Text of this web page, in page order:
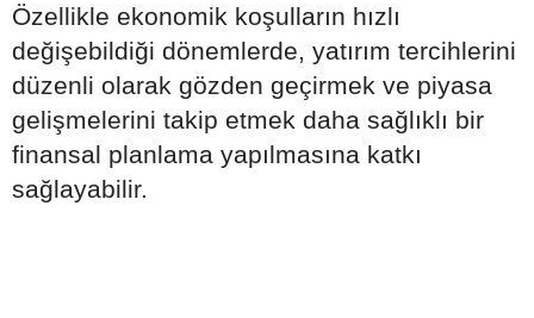
Özellikle ekonomik koşulların hızlı
değişebildiği dönemlerde, yatırım tercihlerini
düzenli olarak gözden geçirmek ve piyasa
gelişmelerini takip etmek daha sağlıklı bir
finansal planlama yapılmasına katkı
sağlayabilir.